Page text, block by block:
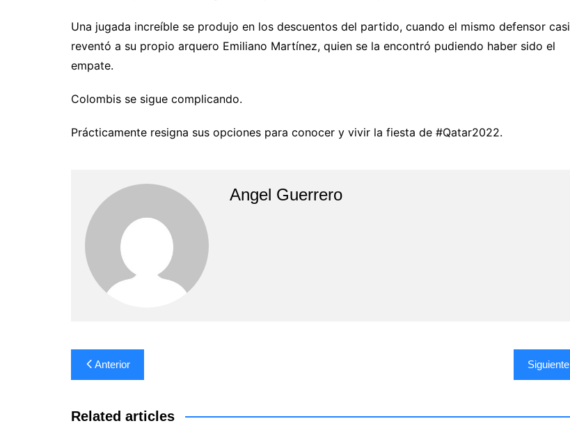
Una jugada increíble se produjo en los descuentos del partido, cuando el mismo defensor casi
reventó a su propio arquero Emiliano Martínez, quien se la encontró pudiendo haber sido el
empate.
Colombis se sigue complicando.
Prácticamente resigna sus opciones para conocer y vivir la fiesta de #Qatar2022.
Angel Guerrero
Navegación
de
entradas
Anterior Siguiente
Related articles